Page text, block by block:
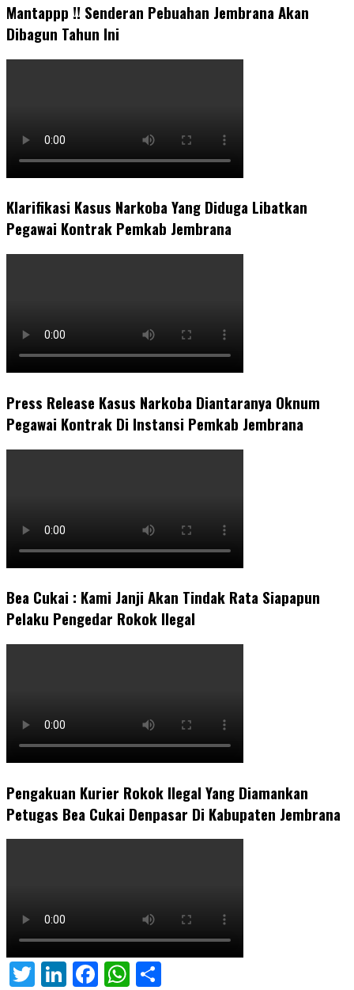
Mantappp !! Senderan Pebuahan Jembrana Akan
Dibagun Tahun Ini
Klarifikasi Kasus Narkoba Yang Diduga Libatkan
Pegawai Kontrak Pemkab Jembrana
Press Release Kasus Narkoba Diantaranya Oknum
Pegawai Kontrak Di Instansi Pemkab Jembrana
Bea Cukai : Kami Janji Akan Tindak Rata Siapapun
Pelaku Pengedar Rokok Ilegal
Pengakuan Kurier Rokok Ilegal Yang Diamankan
Petugas Bea Cukai Denpasar Di Kabupaten Jembrana
Twitter
LinkedIn
Facebook
WhatsApp